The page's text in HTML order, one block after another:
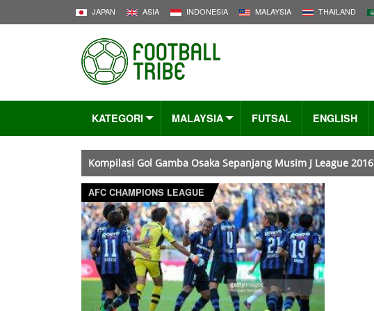
JAPAN ASIA INDONESIA MALAYSIA THAILAND
KATEGORI MALAYSIA FUTSAL ENGLISH
Kompilasi Gol Gamba Osaka Sepanjang Musim J League 2016
AFC CHAMPIONS LEAGUE